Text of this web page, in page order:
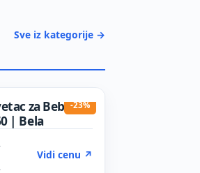
Sve iz kategorije →
-23%
za Bebe
| Bela
Original price was: 37.529 din.
Current price is: 28.999 din.
Vidi cenu ↗